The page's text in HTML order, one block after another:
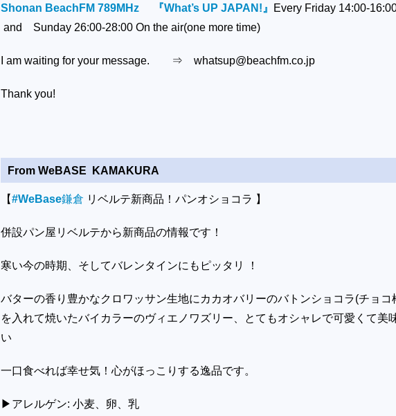
Shonan BeachFM 789MHz 『What’s UP JAPAN!』
Every Friday 14:00-
and Sunday 26:00-28:00 On the air(one more time)
I am waiting for your message. ⇒ whatsup@beachfm.co.jp
Thank you!
From WeBASE KAMAKURA
【#WeBase鎌倉 リベルテ新商品！パンオショコラ 】
併設パン屋リベルテから新商品の情報です！
寒い今の時期、そしてバレンタインにもピッタリ ！
バターの香り豊かなクロワッサン生地にカカオバリーのバトンショコラ(チョコ
を入れて焼いたバイカラーのヴィエノワズリー、とてもオシャレで可愛くて美
い
一口食べれば幸せ気！心がほっこりする逸品です。
▶︎アレルゲン: 小麦、卵、乳